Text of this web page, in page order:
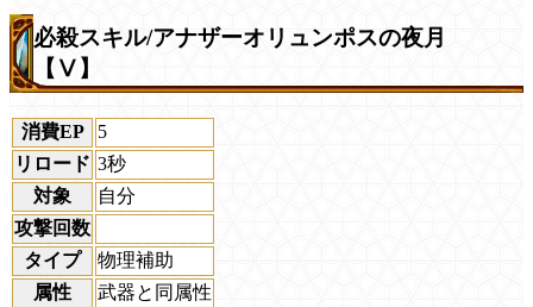
必殺スキル/アナザーオリュンポスの夜月
【Ⅴ】
消費EP
5
リロード 3秒
対象
自分
攻撃回数
タイプ
物理補助
属性
武器と同属性